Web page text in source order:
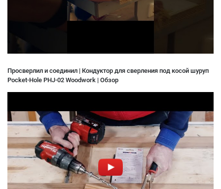
Просверлил и соединил | Кондуктор для сверления под косой шуруп
Pocket-Hole PHJ-02 Woodwork | Обзор